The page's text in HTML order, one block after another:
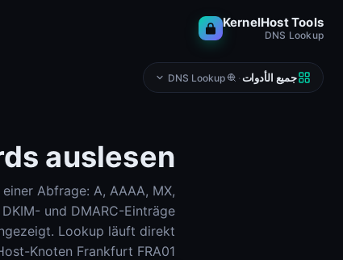
KernelHost Tools
DNS Lookup
جميع الأدوات ·
DNS Lookup
حاسبة الشبكات الفرعية (IPv4 وIPv6)
auslesen
Abfrage: A, AAAA, MX,
und DMARC-Einträge
Lookup läuft direkt
Knoten Frankfurt FRA01.